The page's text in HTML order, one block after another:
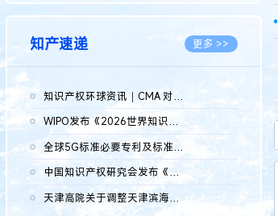
知产速递 更多 >>
知识产权环球资讯｜CMA 对微软发起调查；批量搬运二手平台数据构...
WIPO发布《2026世界知识产权报告》 含报告全文
2026.05.14
全球5G标准必要专利及标准提案研究报告（2026年）全文发布
2026.05.08
中国知识产权研究会发布《2025年度中国企业海外知识产权纠纷调查...
天津高院关于调整天津滨海高新技术产业开发区华苑科技园一审普通...